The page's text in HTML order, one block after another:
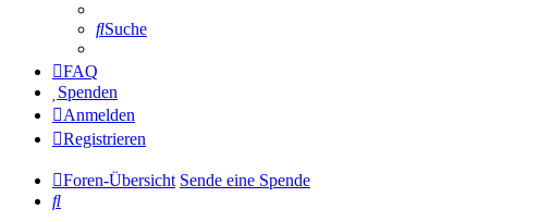
Suche
FAQ
Spenden
Anmelden
Registrieren
Foren-Übersicht Sende eine Spende
Suche